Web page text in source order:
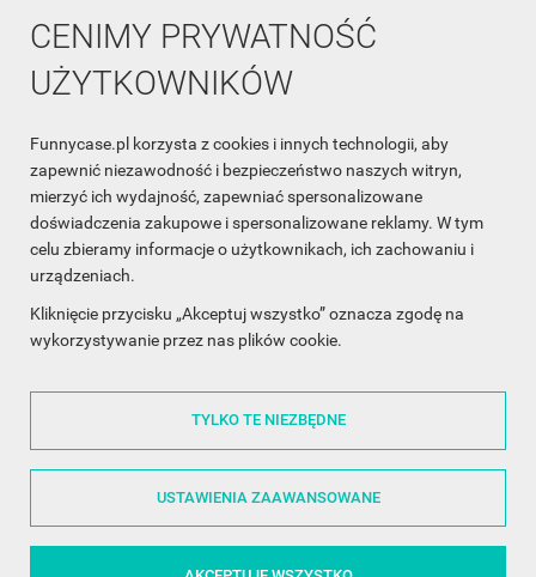
CENIMY PRYWATNOŚĆ
UŻYTKOWNIKÓW
Funnycase.pl korzysta z cookies i innych technologii, aby
zapewnić niezawodność i bezpieczeństwo naszych witryn,
mierzyć ich wydajność, zapewniać spersonalizowane
doświadczenia zakupowe i spersonalizowane reklamy. W tym
celu zbieramy informacje o użytkownikach, ich zachowaniu i
urządzeniach.
Kliknięcie przycisku „Akceptuj wszystko” oznacza zgodę na
wykorzystywanie przez nas plików cookie.
TYLKO TE NIEZBĘDNE
USTAWIENIA ZAAWANSOWANE
INFORMACJA O SKLEPIE
INFORMACJE
OBSŁUGA KLIENTA
WSPÓŁPRACA
ŚLEDŹ NAS NA FACEBOOKU
Made with❤in Poland